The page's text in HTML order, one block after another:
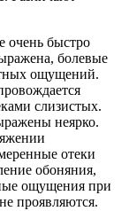
очень быстро
болевые
ощущений.
слизистых.
неярко.
отеки
обоняния,
ощущения при
проявляются.